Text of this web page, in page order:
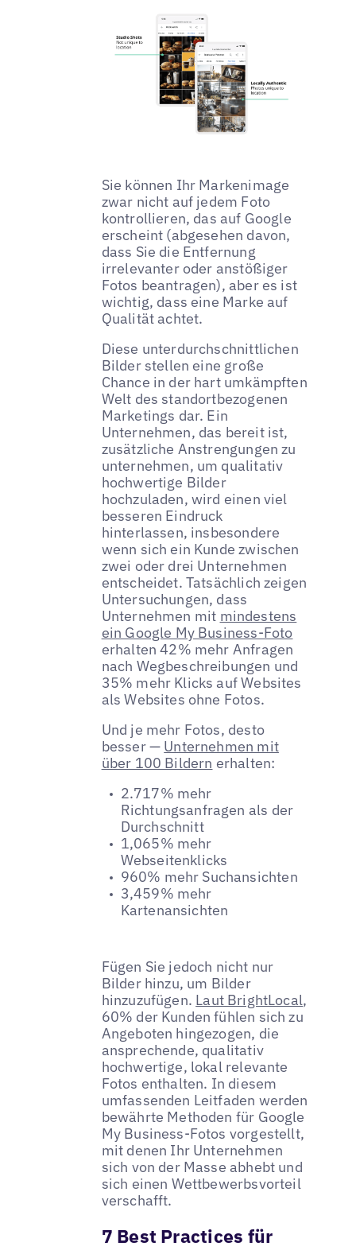
Sie können Ihr Markenimage
zwar nicht auf jedem Foto
kontrollieren, das auf Google
erscheint (abgesehen davon,
dass Sie die Entfernung
irrelevanter oder anstößiger
Fotos beantragen), aber es ist
wichtig, dass eine Marke auf
Qualität achtet.
Diese unterdurchschnittlichen
Bilder stellen eine große
Chance in der hart umkämpften
Welt des standortbezogenen
Marketings dar. Ein
Unternehmen, das bereit ist,
zusätzliche Anstrengungen zu
unternehmen, um qualitativ
hochwertige Bilder
hochzuladen, wird einen viel
besseren Eindruck
hinterlassen, insbesondere
wenn sich ein Kunde zwischen
zwei oder drei Unternehmen
entscheidet. Tatsächlich zeigen
Untersuchungen, dass
Unternehmen mit mindestens
ein Google My Business-Foto
erhalten 42% mehr Anfragen
nach Wegbeschreibungen und
35% mehr Klicks auf Websites
als Websites ohne Fotos.
Und je mehr Fotos, desto
besser — Unternehmen mit
über 100 Bildern erhalten:
2.717% mehr
Richtungsanfragen als der
Durchschnitt
1,065% mehr
Webseitenklicks
960% mehr Suchansichten
3,459% mehr
Kartenansichten
Fügen Sie jedoch nicht nur
Bilder hinzu, um Bilder
hinzuzufügen. Laut BrightLocal,
60% der Kunden fühlen sich zu
Angeboten hingezogen, die
ansprechende, qualitativ
hochwertige, lokal relevante
Fotos enthalten. In diesem
umfassenden Leitfaden werden
bewährte Methoden für Google
My Business-Fotos vorgestellt,
mit denen Ihr Unternehmen
sich von der Masse abhebt und
sich einen Wettbewerbsvorteil
verschafft.
7 Best Practices für